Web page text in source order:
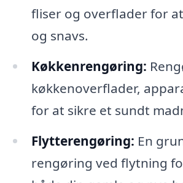
fliser og overflader for
og snavs.
Køkkenrengøring:
køkkenoverflader,
for at sikre et sundt
Flytterengøring: En
rengøring ved flytning